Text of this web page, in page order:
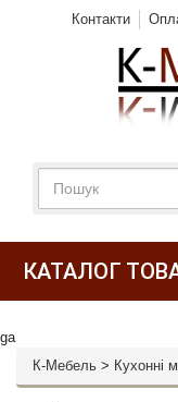
Контакти
КАТАЛОГ
ga
К-Мебель > Кухонні